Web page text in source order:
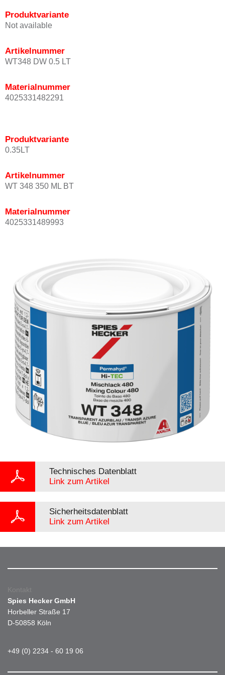
Produktvariante
Not available
Artikelnummer
WT348 DW 0.5 LT
Materialnummer
4025331482291
Produktvariante
0.35LT
Artikelnummer
WT 348 350 ML BT
Materialnummer
4025331489993
Technisches Datenblatt
Link zum Artikel
Sicherheitsdatenblatt
Link zum Artikel
Kontakt
Spies Hecker GmbH
Horbeller Straße 17
D-50858 Köln
+49 (0) 2234 - 60 19 06